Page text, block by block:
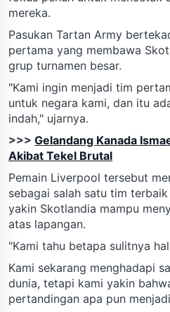
mereka.
Pasukan Tartan Army
pertama yang membawa
grup turnamen besar.
"Kami ingin menjadi tim
untuk negara kami, dan itu
indah," ujarnya.
>>> Gelandang Kanada
Akibat Tekel Brutal
Pemain Liverpool tersebut
sebagai salah satu tim
yakin Skotlandia mampu
atas lapangan.
"Kami tahu betapa sulitnya
Kami sekarang menghadapi
dunia, tetapi kami yakin
pertandingan apa pun